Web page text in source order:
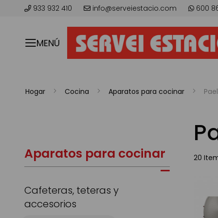
933 932 410 info@serveiestacio.com 600
MENÚ
Hogar Cocina Aparatos para cocinar
20
Aparatos para cocinar
Cafeteras, teteras y
accesorios